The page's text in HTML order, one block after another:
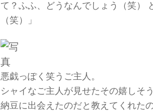
て？ふふ、どうなんでしょう（笑）
（笑）」
悪戯っぽく笑うご主人。
シャイなご主人が見せたその嬉しそ
納豆に出会えたのだと教えてくれた